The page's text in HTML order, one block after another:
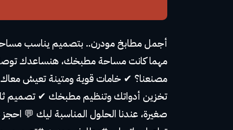
أجمل مطابخ مودرن.. بتصميم يناسب مساحتك
مهما كانت مساحة مطبخك، هنساعدك توصل
مصنعنا؟ ✔ خامات قوية ومتينة تعيش
تخزين أدواتك وتنظيم مطبخك ✔ تصميم